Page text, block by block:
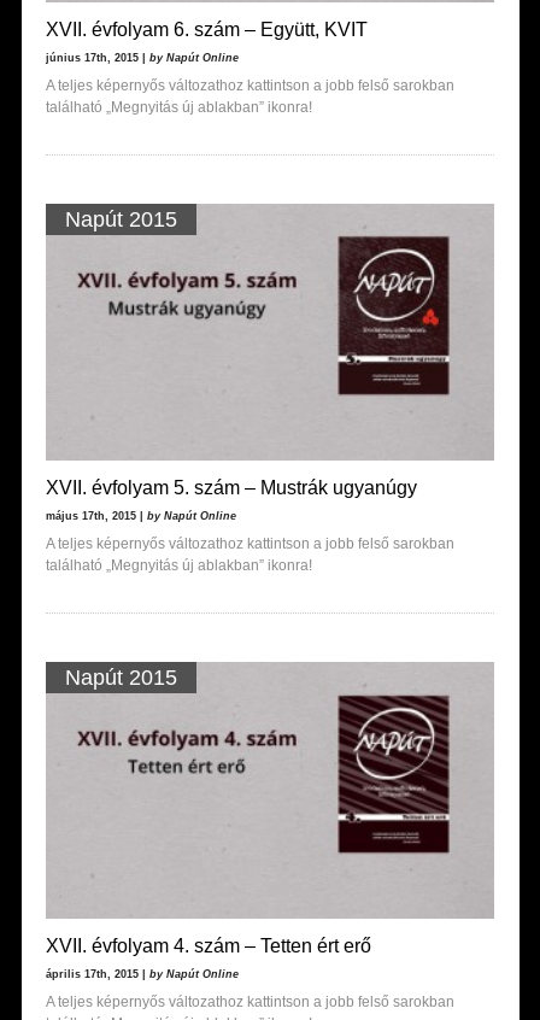
XVII. évfolyam 6. szám – Együtt, KVIT
június 17th, 2015 | by Napút Online
A teljes képernyős változathoz kattintson a jobb felső sarokban
található „Megnyitás új ablakban” ikonra!
Napút 2015
XVII. évfolyam 5. szám – Mustrák ugyanúgy
május 17th, 2015 | by Napút Online
A teljes képernyős változathoz kattintson a jobb felső sarokban
található „Megnyitás új ablakban” ikonra!
Napút 2015
XVII. évfolyam 4. szám – Tetten ért erő
április 17th, 2015 | by Napút Online
A teljes képernyős változathoz kattintson a jobb felső sarokban